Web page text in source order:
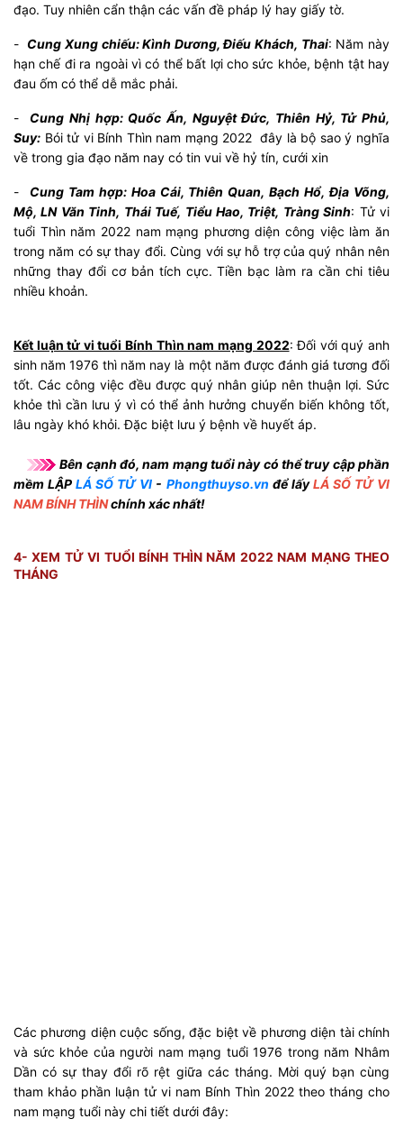
đạo. Tuy nhiên cẩn thận các vấn đề pháp lý hay giấy tờ.
- Cung Xung chiếu: Kình Dương, Điếu Khách, Thai: Năm này
hạn chế đi ra ngoài vì có thể bất lợi cho sức khỏe, bệnh tật hay
đau ốm có thể dễ mắc phải.
-
Cung Nhị hợp: Quốc Ấn, Nguyệt Đức, Thiên Hỷ, Tử Phủ,
Suy: Bói tử vi Bính Thìn nam mạng 2022 đây là bộ sao ý nghĩa
về trong gia đạo năm nay có tin vui về hỷ tín, cưới xin
- Cung Tam hợp: Hoa Cái, Thiên Quan, Bạch Hổ, Địa Võng,
Mộ, LN Văn Tinh, Thái Tuế, Tiểu Hao, Triệt, Tràng Sinh: Tử vi
tuổi Thìn năm 2022 nam mạng phương diện công việc làm ăn
trong năm có sự thay đổi. Cùng với sự hỗ trợ của quý nhân nên
những thay đổi cơ bản tích cực. Tiền bạc làm ra cần chi tiêu
nhiều khoản.
Kết luận tử vi tuổi Bính Thìn nam mạng 2022: Đối với quý anh
sinh năm 1976 thì năm nay là một năm được đánh giá tương đối
tốt. Các công việc đều được quý nhân giúp nên thuận lợi. Sức
khỏe thì cần lưu ý vì có thể ảnh hưởng chuyển biến không tốt,
lâu ngày khó khỏi. Đặc biệt lưu ý bệnh về huyết áp.
​ Bên cạnh đó, nam mạng tuổi này có thể truy cập phần
mềm LẬPLÁ SỐ TỬ VI - Phongthuyso.vn để lấyLÁ SỐ TỬ VI
NAM BÍNH THÌNchính xác nhất!
4- XEM TỬ VI TUỔI BÍNH THÌN NĂM 2022 NAM MẠNG THEO
THÁNG
Các phương diện cuộc sống, đặc biệt về phương diện tài chính
và sức khỏe của người nam mạng tuổi 1976 trong năm Nhâm
Dần có sự thay đổi rõ rệt giữa các tháng. Mời quý bạn cùng
tham khảo phần luận tử vi nam Bính Thìn 2022 theo tháng cho
nam mạng tuổi này chi tiết dưới đây: